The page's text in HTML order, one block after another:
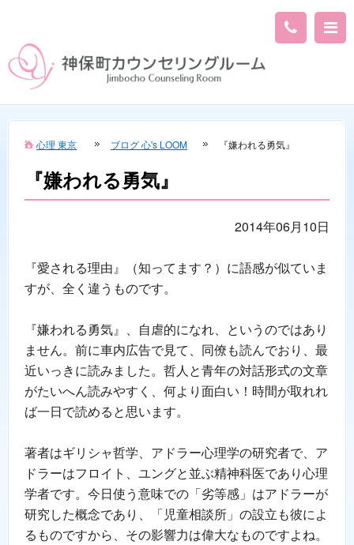
心理 東京 ブログ 心's LOOM 『嫌われる勇気』
『嫌われる勇気』
2014年06月10日
『愛される理由』（知ってます？）に語感が似ていま
すが、全く違うものです。
『嫌われる勇気』、自虐的になれ、というのではあり
ません。前に車内広告で見て、同僚も読んでおり、最
近いっきに読みました。哲人と青年の対話形式の文章
がたいへん読みやすく、何より面白い！時間が取れれ
ば一日で読めると思います。
著者はギリシャ哲学、アドラー心理学の研究者で、ア
ドラーはフロイト、ユングと並ぶ精神科医であり心理
学者です。今日使う意味での「劣等感」はアドラーが
研究した概念であり、「児童相談所」の設立も彼によ
るものですから、その影響力は偉大なものですよね。